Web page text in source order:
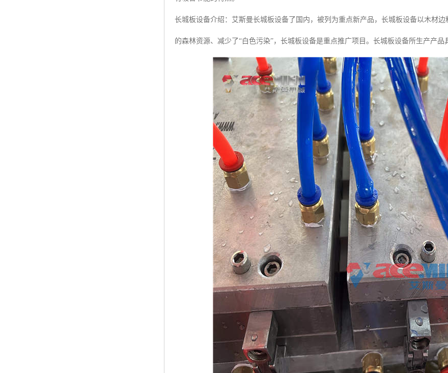
长城板设备介绍：艾斯曼长城板设备了国内，被列为重点新产品，长城板设备以木材
的森林资源、减少了“白色污染”，长城板设备是重点推广项目。长城板设备所生产产品